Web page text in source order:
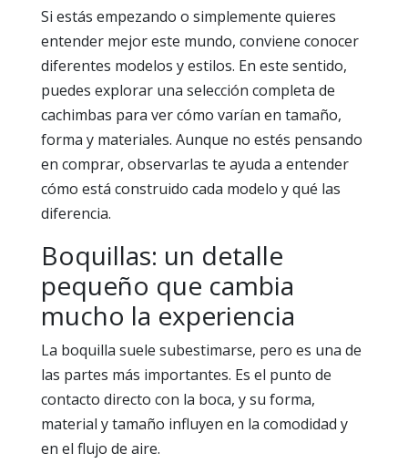
Si estás empezando o simplemente quieres
entender mejor este mundo, conviene conocer
diferentes modelos y estilos. En este sentido,
puedes explorar una selección completa de
cachimbas para ver cómo varían en tamaño,
forma y materiales. Aunque no estés pensando
en comprar, observarlas te ayuda a entender
cómo está construido cada modelo y qué las
diferencia.
Boquillas: un detalle
pequeño que cambia
mucho la experiencia
La boquilla suele subestimarse, pero es una de
las partes más importantes. Es el punto de
contacto directo con la boca, y su forma,
material y tamaño influyen en la comodidad y
en el flujo de aire.